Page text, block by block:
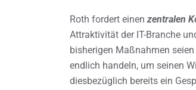
Roth fordert einenzentralen
Attraktivität der IT-Branche
bisherigen Maßnahmen
endlich handeln, um seinen
diesbezüglich bereits ein